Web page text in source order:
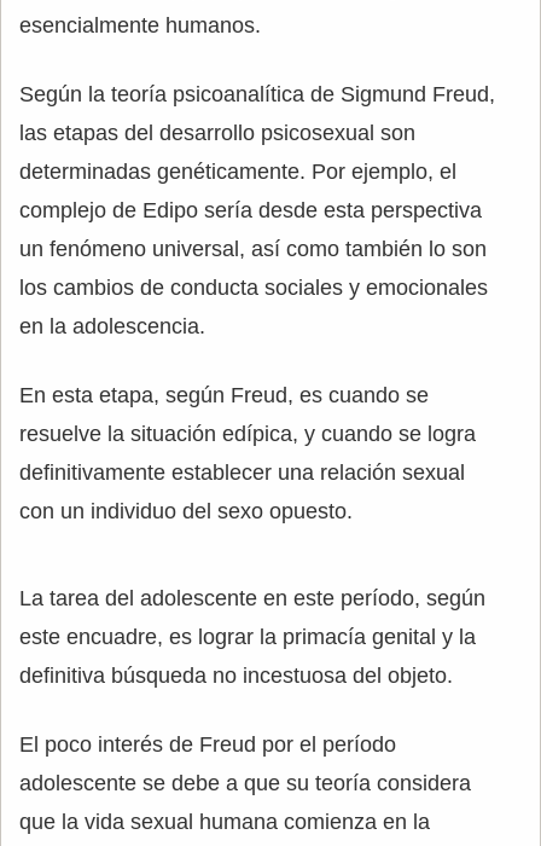
esencialmente humanos.
Según la teoría psicoanalítica de Sigmund Freud,
las etapas del desarrollo psicosexual son
determinadas genéticamente. Por ejemplo, el
complejo de Edipo sería desde esta perspectiva
un fenómeno universal, así como también lo son
los cambios de conducta sociales y emocionales
en la adolescencia.
En esta etapa, según Freud, es cuando se
resuelve la situación edípica, y cuando se logra
definitivamente establecer una relación sexual
con un individuo del sexo opuesto.
La tarea del adolescente en este período, según
este encuadre, es lograr la primacía genital y la
definitiva búsqueda no incestuosa del objeto.
El poco interés de Freud por el período
adolescente se debe a que su teoría considera
que la vida sexual humana comienza en la